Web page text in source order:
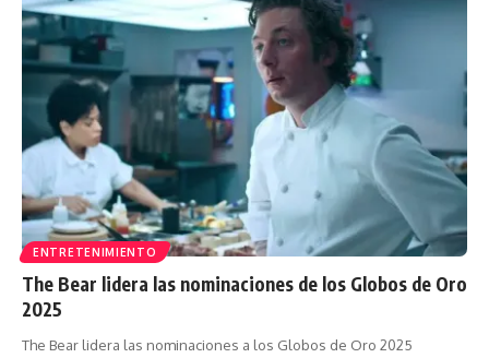
ENTRETENIMIENTO
The Bear lidera las nominaciones de los Globos de Oro
2025
The Bear lidera las nominaciones a los Globos de Oro 2025